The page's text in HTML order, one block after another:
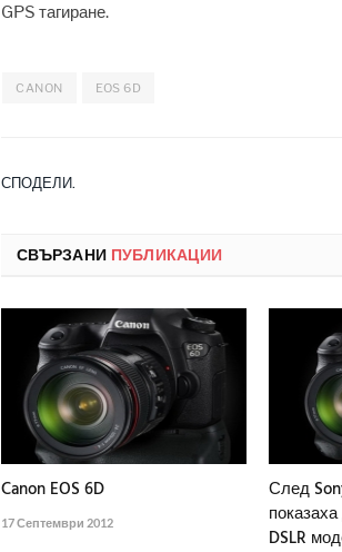
GPS тагиране.
CANON EOS 6D
СПОДЕЛИ.
СВЪРЗАНИ ПУБЛИКАЦИИ
Canon EOS 6D
17 Септември 2012
След
DSLR